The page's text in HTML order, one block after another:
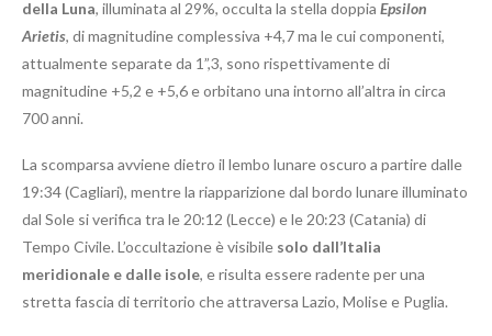
della Luna, illuminata al 29%, occulta la stella doppia Epsilon
Arietis, di magnitudine complessiva +4,7 ma le cui componenti,
attualmente separate da 1”,3, sono rispettivamente di
magnitudine +5,2 e +5,6 e orbitano una intorno all’altra in circa
700 anni.
La scomparsa avviene dietro il lembo lunare oscuro a partire dalle
19:34 (Cagliari), mentre la riapparizione dal bordo lunare illuminato
dal Sole si verifica tra le 20:12 (Lecce) e le 20:23 (Catania) di
Tempo Civile. L’occultazione è visibile solo dall’Italia
meridionale e dalle isole, e risulta essere radente per una
stretta fascia di territorio che attraversa Lazio, Molise e Puglia.